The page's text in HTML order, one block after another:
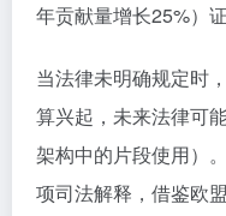
年贡献量增长25%）
当法律未明确规定时
算兴起，未来法律可
架构中的片段使用）
项司法解释，借鉴欧